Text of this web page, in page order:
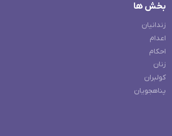
بخش ها
زندانیان
اعدام
احکام
زنان
کولبران
پناهجویان